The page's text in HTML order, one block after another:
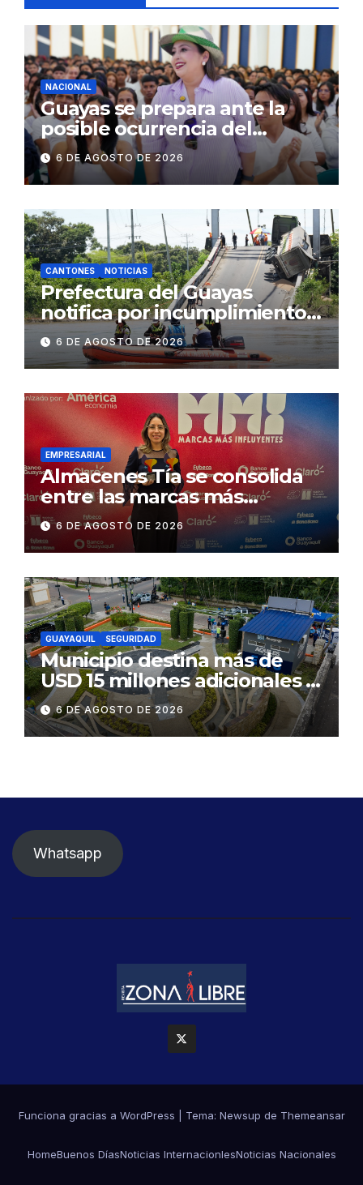
NACIONAL
Guayas se prepara ante la
posible ocurrencia del
fenómeno de El Niño:
Gobierno Nacional capacita a
2.500 jóvenes
6 DE AGOSTO DE 2026
CANTONES NOTICIAS
Prefectura del Guayas
notifica por incumplimiento
contractual a la
Concesionaria CONORTE y
exige celeridad en
desmontaje del puente
Gonzalo Icaza Cornejo, en
Daule
6 DE AGOSTO DE 2026
EMPRESARIAL
Almacenes Tía se consolida
entre las marcas más
influyentes del Ecuador
6 DE AGOSTO DE 2026
GUAYAQUIL SEGURIDAD
Municipio destina más de
USD 15 millones adicionales a
SEGURA EP para fortalecer la
seguridad ciudadana
6 DE AGOSTO DE 2026
Whatsapp
Funciona gracias a WordPress Tema: Newsup de Themeansar
HomeBuenos DíasNoticias InternacionlesNoticias Nacionales